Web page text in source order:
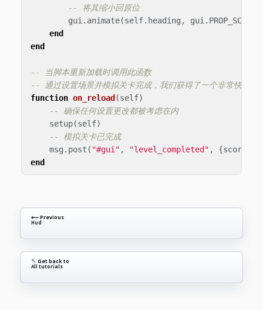
-- 将其缩小回原位
gui . animate(self. heading , gui . PROP_SCALE
end
end
-- 当脚本重新加载时调用此函数
-- 通过设置场景并模拟关卡完成，我们获得了一个非常快速的
function on_reload (self)
-- 确保任何设置更改都被考虑在内
setup(self)
-- 模拟关卡已完成
msg . post ( "#gui" , "level_completed" , {score
end
⟵ Previous
Hud
↖ Get back to
All tutorials